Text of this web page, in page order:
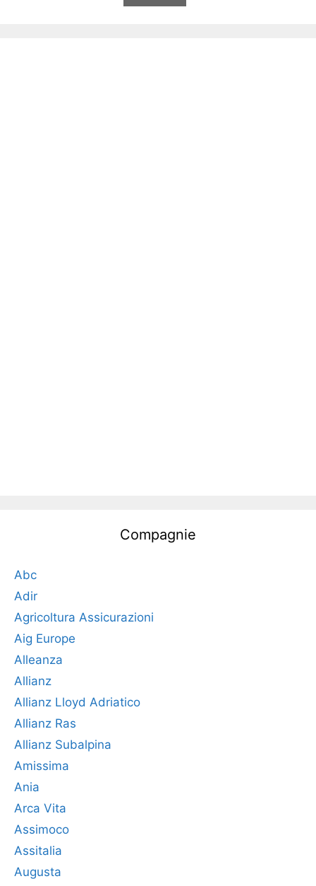
Compagnie
Abc
Adir
Agricoltura Assicurazioni
Aig Europe
Alleanza
Allianz
Allianz Lloyd Adriatico
Allianz Ras
Allianz Subalpina
Amissima
Ania
Arca Vita
Assimoco
Assitalia
Augusta